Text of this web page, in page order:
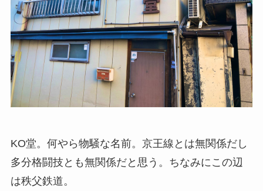
KO堂。何やら物騒な名前。京王線とは無関係だし
多分格闘技とも無関係だと思う。ちなみにこの辺
は秩父鉄道。